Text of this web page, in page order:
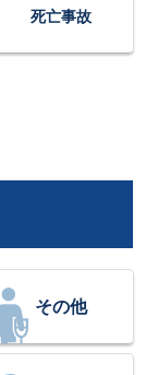
死亡事故
その他